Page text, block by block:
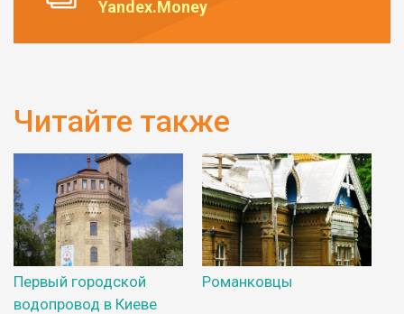
Yandex.Money
Читайте также
Первый городской
водопровод в Киеве
Романковцы